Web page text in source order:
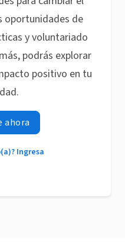
oportunidades de
y voluntariado
podrás explorar
positivo en tu
ahora
Ingresa